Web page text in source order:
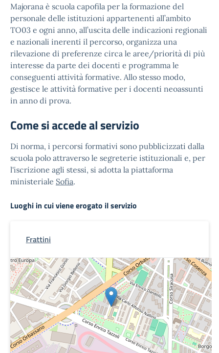
Majorana è scuola capofila per la formazione del
personale delle istituzioni appartenenti all’ambito
TO03 e ogni anno, all’uscita delle indicazioni regionali
e nazionali inerenti il percorso, organizza una
rilevazione di preferenze circa le aree/priorità di più
interesse da parte dei docenti e programma le
conseguenti attività formative. Allo stesso modo,
gestisce le attività formative per i docenti neoassunti
in anno di prova.
Come si accede al servizio
Di norma, i percorsi formativi sono pubblicizzati dalla
scuola polo attraverso le segreterie istituzionali e, per
l'iscrizione agli stessi, si adotta la piattaforma
ministeriale Sofia.
Luoghi in cui viene erogato il servizio
Frattini